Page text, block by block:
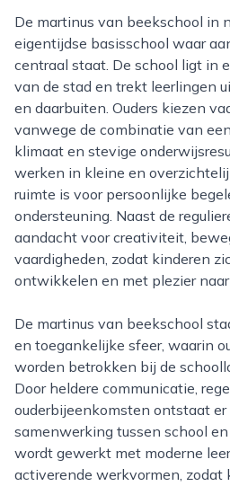
De martinus van beekschool in nijmegen is een
eigentijdse basisschool waar
centraal staat. De school ligt in
van de stad en trekt leerlingen
en daarbuiten. Ouders kiezen
vanwege de combinatie van
klimaat en stevige
werken in kleine en
ruimte is voor persoonlijke
ondersteuning. Naast de
aandacht voor creativiteit,
vaardigheden, zodat kinderen
ontwikkelen en met plezier
De martinus van beekschool staat bekend om een open
en toegankelijke sfeer, waarin
worden betrokken bij de
Door heldere communicatie,
ouderbijeenkomsten ontstaat
samenwerking tussen school
wordt gewerkt met moderne
activerende werkvormen, zodat